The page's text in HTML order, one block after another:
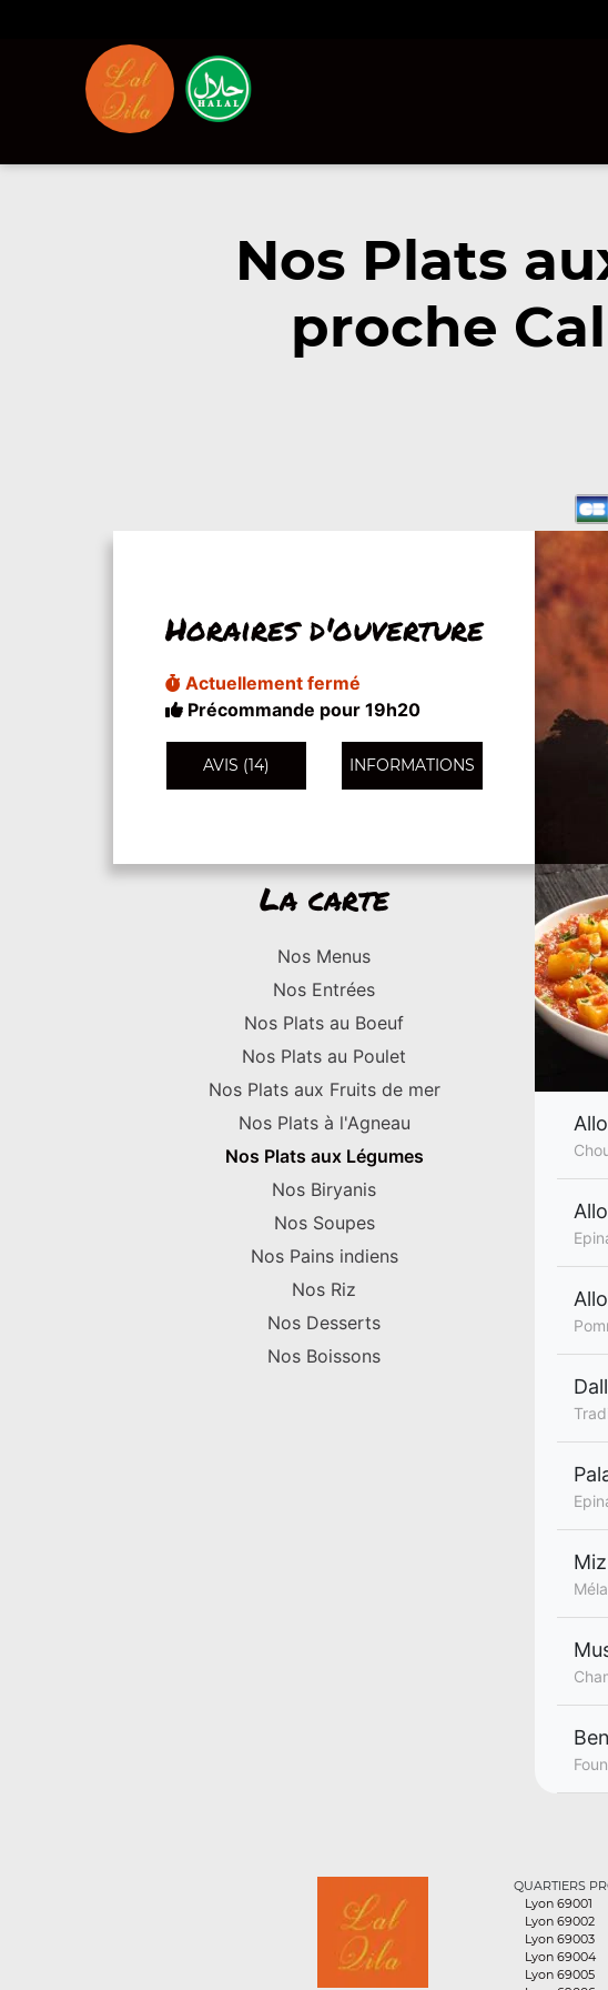
Nos Plats
proche
Horaires d'ouverture
Actuellement fermé
Précommande pour 19h20
AVIS (14) INFORMATIONS
La carte
Nos Menus
Nos Entrées
Nos Plats au Boeuf
Nos Plats au Poulet
Nos Plats aux Fruits de mer
Nos Plats à l'Agneau
Nos Plats aux Légumes
Nos Biryanis
Nos Soupes
Nos Pains indiens
Nos Riz
Nos Desserts
Nos Boissons
QUARTIERS
Lyon 69001
Lyon 69002
Lyon 69003
Lyon 69004
Lyon 69005